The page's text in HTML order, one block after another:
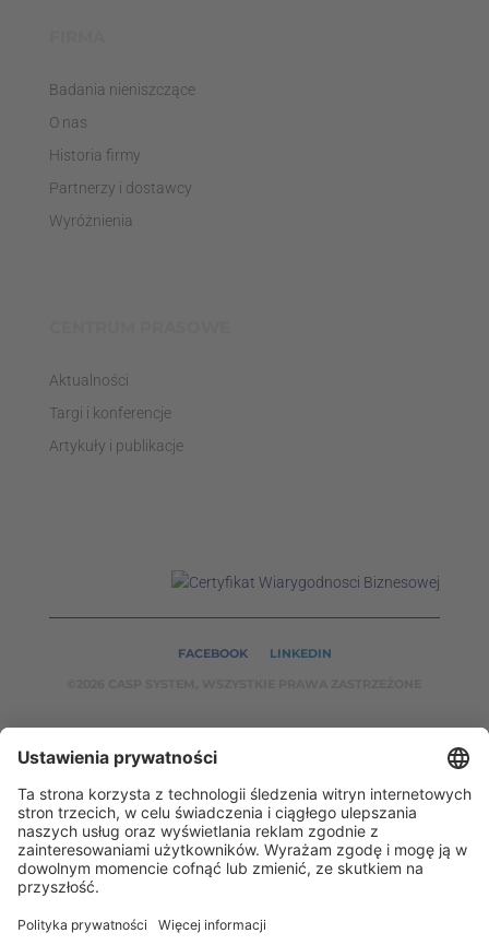
Badania nieniszczące
O nas
Historia firmy
Partnerzy i dostawcy
Wyróżnienia
Aktualności
Targi i konferencje
Artykuły i publikacje
FACEBOOK
LINKEDIN
CASPSYSTEM.PL
AUTOMATYKA24.PL
WZORCENDT.P
L
BINAR24.PL EH24.PL
CASP System – Twój partner w dziedzinie Badań